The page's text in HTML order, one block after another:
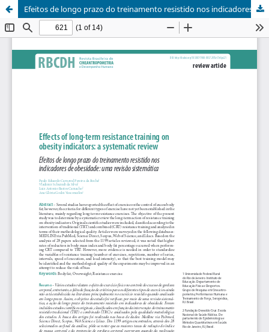
Efeitos de longo prazo do treinamento resistido nos indicadores de obesidade: uma revisão sistemática